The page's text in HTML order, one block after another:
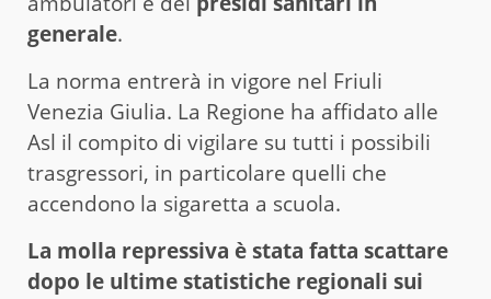
generale.
La norma entrerà in vigore nel Friuli
Venezia Giulia. La Regione ha affidato alle
Asl il compito di vigilare su tutti i possibili
trasgressori, in particolare quelli che
accendono la sigaretta a scuola.
La molla repressiva è stata fatta scattare
dopo le ultime statistiche regionali sui